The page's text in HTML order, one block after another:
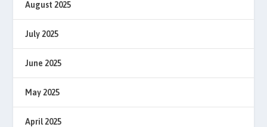
August 2025
July 2025
June 2025
May 2025
April 2025